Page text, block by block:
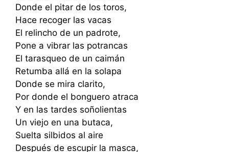
Donde el pitar de los toros,
Hace recoger las vacas
El relincho de un padrote,
Pone a vibrar las potrancas
El tarasqueo de un caimán
Retumba allá en la solapa
Donde se mira clarito,
Por donde el bonguero atraca
Y en las tardes soñolientas
Un viejo en una butaca,
Suelta silbidos al aire
Después de escupir la masca,